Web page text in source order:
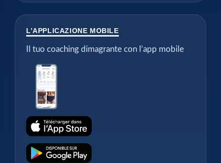
L’APPLICAZIONE MOBILE
Il tuo coaching dimagrante con l’app mobile